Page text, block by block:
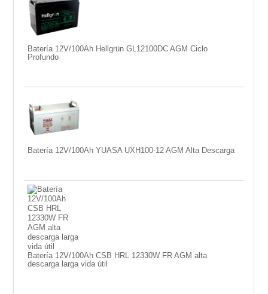
Batería 12V/100Ah Hellgrün GL12100DC AGM Ciclo
Profundo
Batería 12V/100Ah YUASA UXH100-12 AGM Alta Descarga
Batería 12V/100Ah CSB HRL 12330W FR AGM alta
descarga larga vida útil